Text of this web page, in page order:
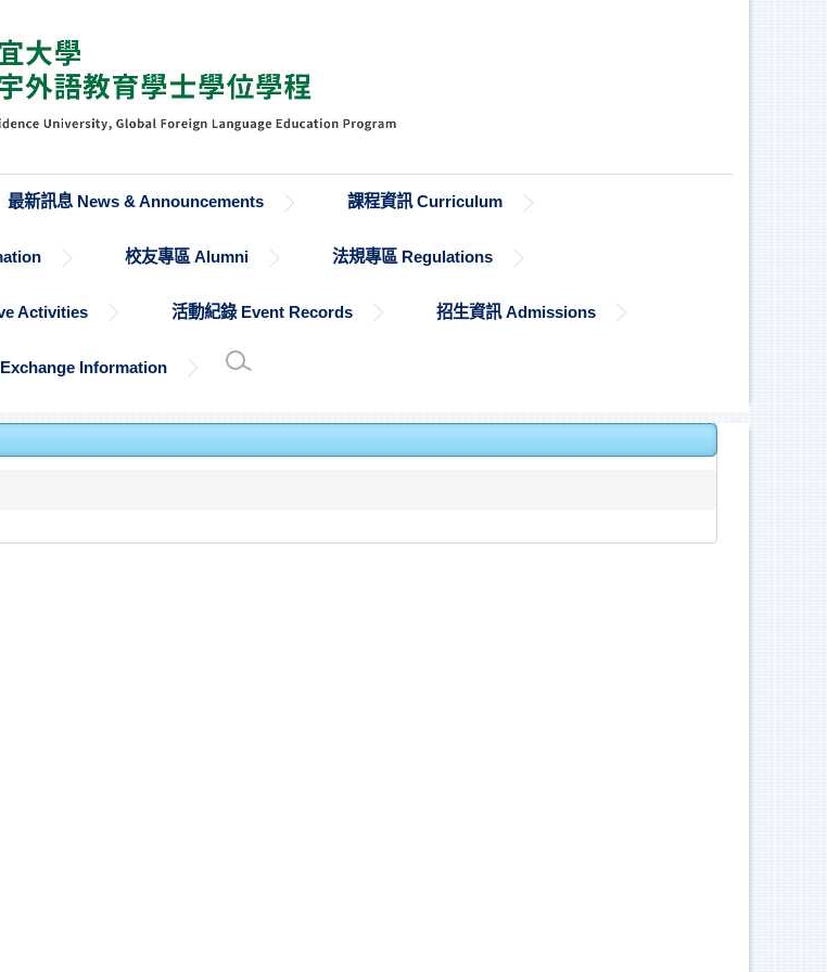
最新訊息 News & Announcements 課程資訊 Curriculum
校友專區 Alumni 法規專區 Regulations
Activities 活動紀錄 Event Records 招生資訊 Admissions
Information